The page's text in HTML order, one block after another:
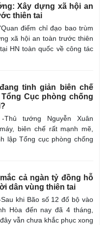
Multimedia
Video
Ảnh
E-Magazine
Xây dựng xã hội an
thiên tai
điểm chỉ đạo bao trùm
xã hội an toàn trước thiên
HN toàn quốc về công tác
tinh giản biên chế
Cục phòng chống
-Thủ tướng Nguyễn Xuân
biên chế rất mạnh mẽ,
lập Tổng cục phòng chống
cả ngàn tỷ đồng hỗ
dân vùng thiên tai
Sau khi Bão số 12 đổ bộ vào
Hòa đến nay đã 4 tháng,
vẫn chưa khắc phục xong